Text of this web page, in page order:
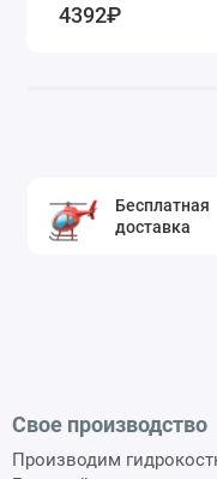
4392₽
Бесплатная
доставка
Свое производство
Производим